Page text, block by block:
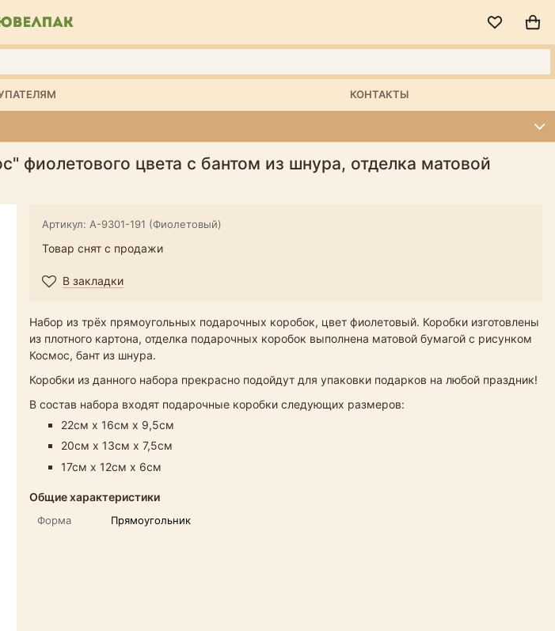
КОНТАКТЫ
фиолетового цвета с бантом из шнура, отделка матовой
Артикул: А-9301-191 (Фиолетовый)
Товар снят с продажи
В закладки
Набор из трёх прямоугольных подарочных коробок, цвет фиолетовый. Коробки изготовлены
из плотного картона, отделка подарочных коробок выполнена матовой бумагой с рисунком
Космос, бант из шнура.
Коробки из данного набора прекрасно подойдут для упаковки подарков на любой праздник!
В состав набора входят подарочные коробки следующих размеров:
22см х 16см х 9,5см
20см х 13см х 7,5см
17см х 12см х 6см
Общие характеристики
Форма Прямоугольник